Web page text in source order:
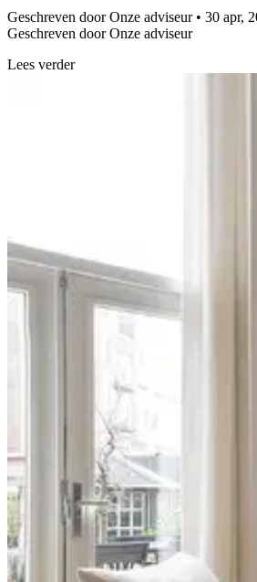
Geschreven door Onze adviseur • 30 apr,
Geschreven door Onze adviseur
Lees verder